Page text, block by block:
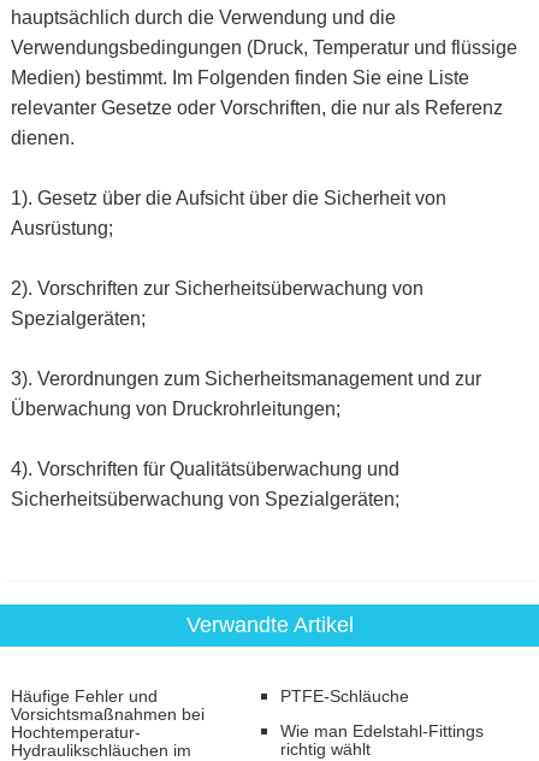
hauptsächlich durch die Verwendung und die
Verwendungsbedingungen (Druck, Temperatur und flüssige
Medien) bestimmt. Im Folgenden finden Sie eine Liste
relevanter Gesetze oder Vorschriften, die nur als Referenz
dienen.
1). Gesetz über die Aufsicht über die Sicherheit von
Ausrüstung;
2). Vorschriften zur Sicherheitsüberwachung von
Spezialgeräten;
3). Verordnungen zum Sicherheitsmanagement und zur
Überwachung von Druckrohrleitungen;
4). Vorschriften für Qualitätsüberwachung und
Sicherheitsüberwachung von Spezialgeräten;
Verwandte Artikel
Häufige Fehler und
Vorsichtsmaßnahmen bei
Hochtemperatur-
Hydraulikschläuchen im
PTFE-Schläuche
Wie man Edelstahl-Fittings
richtig wählt